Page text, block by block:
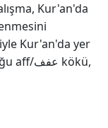
Kur'an'da
Kur'an'da yer
almamakla birlikte onun türemiş olduğu aff/عفف kökü,